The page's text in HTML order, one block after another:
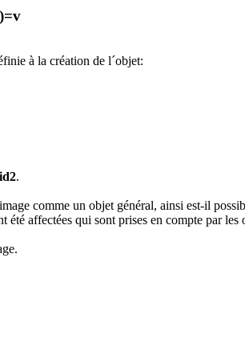
à la création de l´objet:
id2.
comme un objet général, ainsi est-il
affectées qui sont prises en compte par les